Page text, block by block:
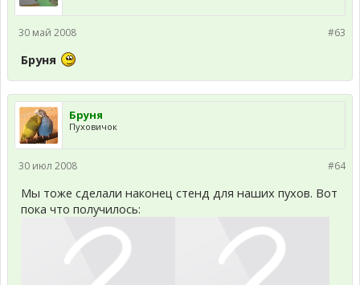
#63
30 май 2008
Бруня
Бруня
Пуховичок
#64
30 июл 2008
Мы тоже сделали наконец стенд для наших пухов. Вот
пока что получилось: